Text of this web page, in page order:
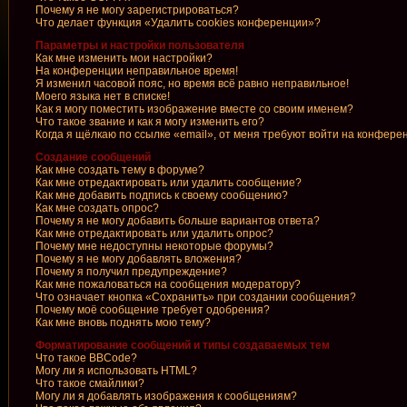
Почему я не могу зарегистрироваться?
Что делает функция «Удалить cookies конференции»?
Параметры и настройки пользователя
Как мне изменить мои настройки?
На конференции неправильное время!
Я изменил часовой пояс, но время всё равно неправильное!
Моего языка нет в списке!
Как я могу поместить изображение вместе со своим именем?
Что такое звание и как я могу изменить его?
Когда я щёлкаю по ссылке «email», от меня требуют войти на
Создание сообщений
Как мне создать тему в форуме?
Как мне отредактировать или удалить сообщение?
Как мне добавить подпись к своему сообщению?
Как мне создать опрос?
Почему я не могу добавить больше вариантов ответа?
Как мне отредактировать или удалить опрос?
Почему мне недоступны некоторые форумы?
Почему я не могу добавлять вложения?
Почему я получил предупреждение?
Как мне пожаловаться на сообщения модератору?
Что означает кнопка «Сохранить» при создании сообщения?
Почему моё сообщение требует одобрения?
Как мне вновь поднять мою тему?
Форматирование сообщений и типы создаваемых тем
Что такое BBCode?
Могу ли я использовать HTML?
Что такое смайлики?
Могу ли я добавлять изображения к сообщениям?